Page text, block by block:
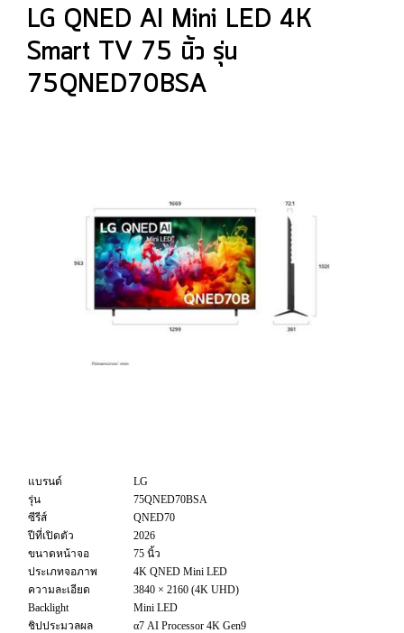
LG QNED AI Mini LED 4K
Smart TV 75 นิ้ว รุ่น
75QNED70BSA
แบรนด์
LG
รุ่น
75QNED70BSA
ซีรีส์
QNED70
ปีที่เปิดตัว
2026
ขนาดหน้าจอ
75 นิ้ว
ประเภทจอภาพ
4K QNED Mini LED
ความละเอียด
3840 × 2160 (4K UHD)
Backlight
Mini LED
ชิปประมวลผล
α7 AI Processor 4K Gen9